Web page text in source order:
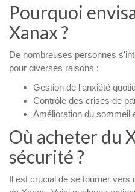
Pourquoi
Xanax ?
De nombreuses personnes
pour diverses raisons :
Gestion de l'anxiété
Contrôle des crises de
Amélioration du sommeil
Où acheter du
sécurité ?
Il est crucial de se tourner vers